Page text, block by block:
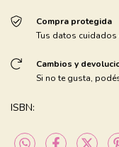
Compra protegida
Tus datos
Cambios y
Si no te gusta,
ISBN: